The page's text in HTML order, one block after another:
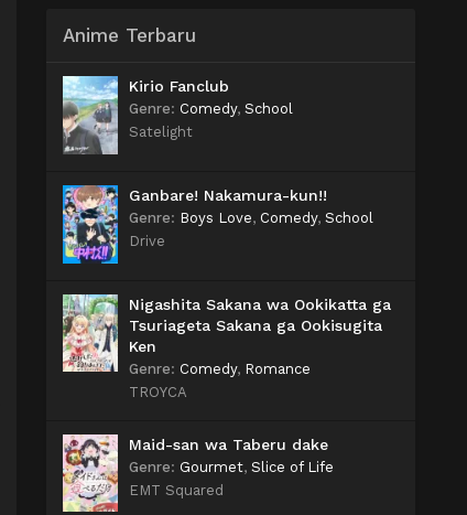
Anime Terbaru
Kirio Fanclub
Genre: Comedy, School
Satelight
Ganbare! Nakamura-kun!!
Genre: Boys Love, Comedy, School
Drive
Nigashita Sakana wa Ookikatta ga
Tsuriageta Sakana ga Ookisugita
Ken
Genre: Comedy, Romance
TROYCA
Maid-san wa Taberu dake
Genre: Gourmet, Slice of Life
EMT Squared